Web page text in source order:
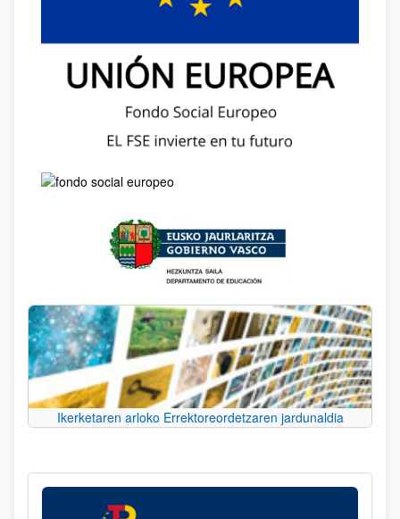
Ikerketaren arloko Errektoreordetzaren jardunaldia